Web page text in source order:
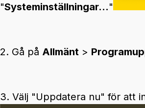
"Systeminställningar..."
2. Gå på Allmänt >
3. Välj "Uppdatera nu" för att